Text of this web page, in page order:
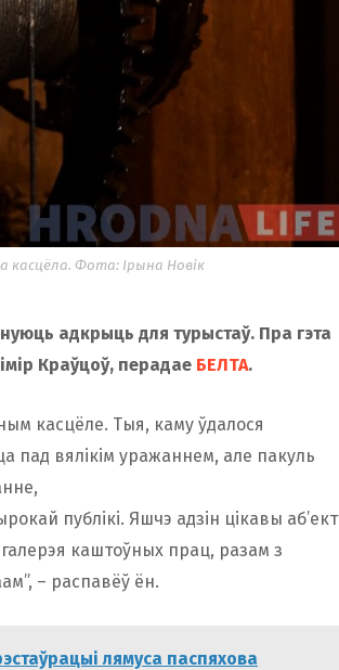
касцёла. Фота: Ірына Новік
адкрыць для турыстаў. Пра гэта
Краўцоў, перадае БЕЛТА.
касцёле. Тыя, каму ўдалося
пад вялікім уражаннем, але пакуль
публікі. Яшчэ адзін цікавы аб’ект
каштоўных прац, разам з
– распавёў ён.
лямуса паспяхова